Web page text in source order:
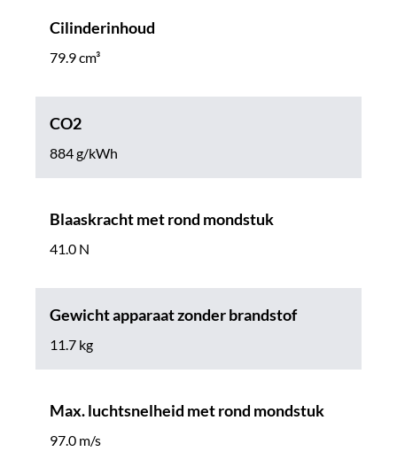
Cilinderinhoud
79.9 cm³
CO2
884 g/kWh
Blaaskracht met rond mondstuk
41.0 N
Gewicht apparaat zonder brandstof
11.7 kg
Max. luchtsnelheid met rond mondstuk
97.0 m/s